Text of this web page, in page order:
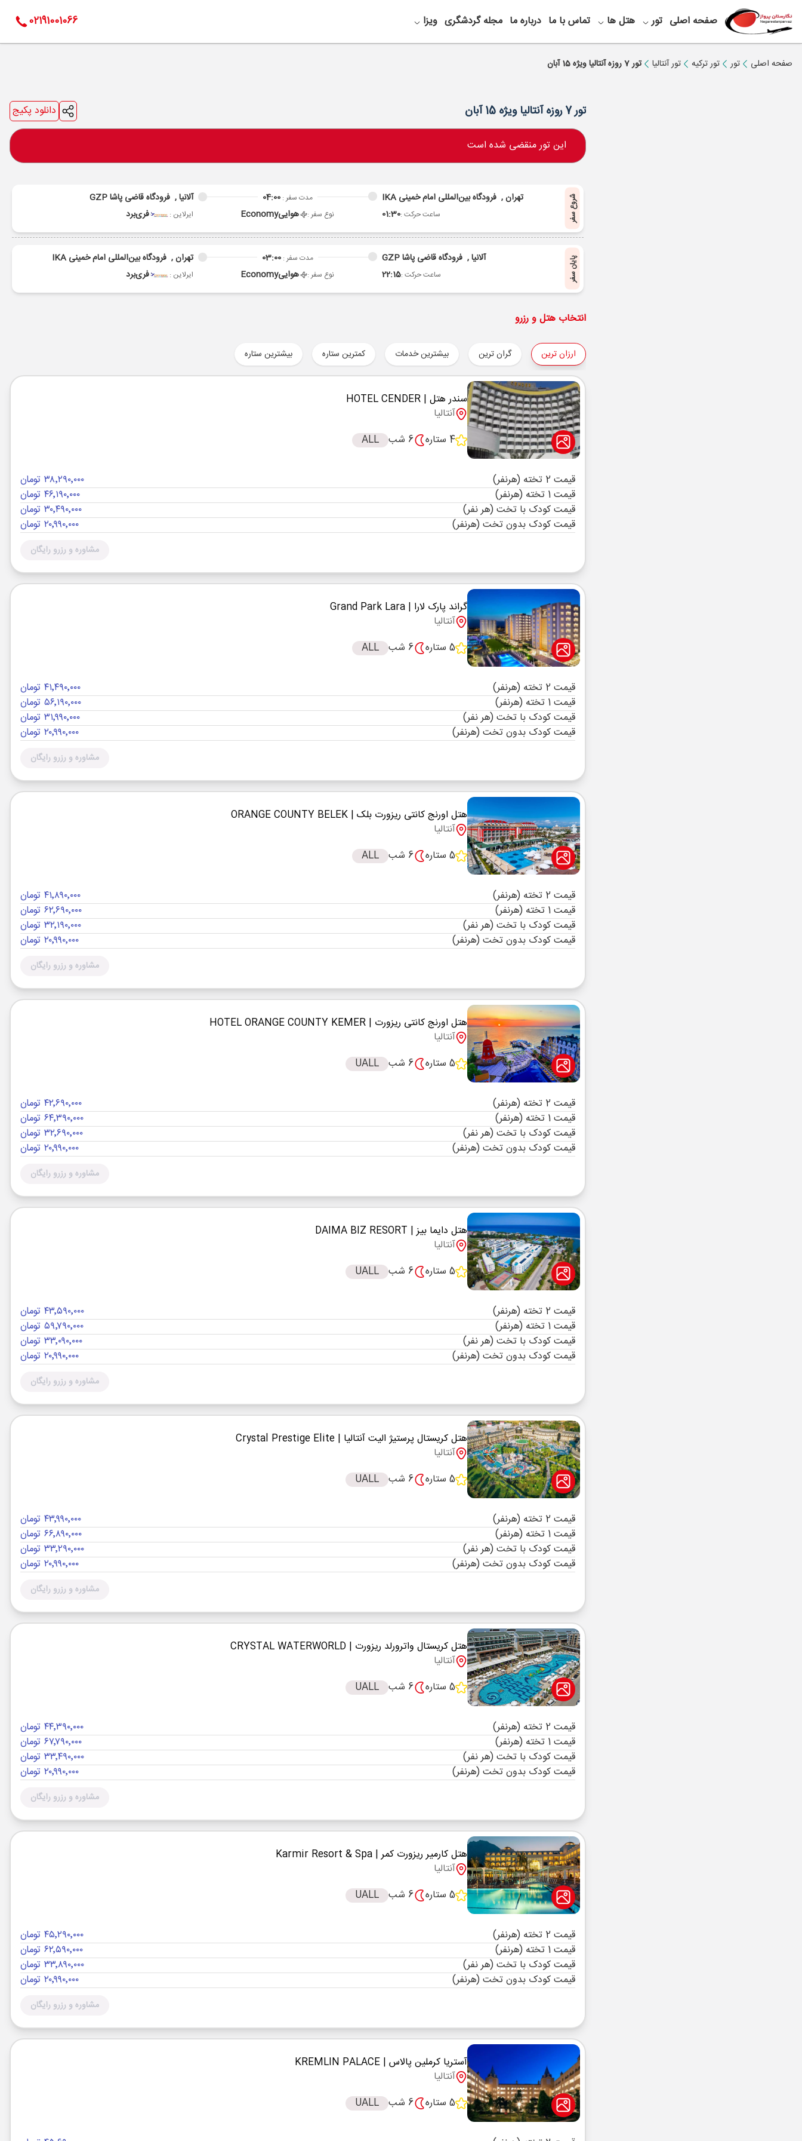
صفحه اصلی تور هتل ها تماس با ما درباره ما مجله گردشگری ویزا 02191001066
صفحه اصلی تور تور ترکیه تور آنتالیا تور 7 روزه آنتالیا ویژه 15 آبان
تور 7 روزه آنتالیا ویژه 15 آبان دانلود پکیج
این تور منقضی شده است
شروع سفر تهران , فرودگاه بین‌المللی امام خمینی IKA
ساعت حرکت :01:30
مدت سفر :04:00
نوع سفر : هواییEconomy
آلانیا , فرودگاه قاضی پاشا GZP
ایرلاین : فری‌برد
پایان سفر آلانیا , فرودگاه قاضی پاشا GZP
ساعت حرکت :22:15
مدت سفر :03:00
نوع سفر : هواییEconomy
تهران , فرودگاه بین‌المللی امام خمینی IKA
ایرلاین : فری‌برد
انتخاب هتل و رزرو
ارزان ترین گران ترین بیشترین خدمات کمترین ستاره بیشترین ستاره
سندر هتل | HOTEL CENDER
آنتالیا
4 ستاره
6 شب ALL
قیمت 2 تخته (هرنفر)
۳۸٬۲۹۰٬۰۰۰ تومان
قیمت 1 تخته (هرنفر)
۴۶٬۱۹۰٬۰۰۰ تومان
قیمت کودک با تخت (هر نفر)
۳۰٬۴۹۰٬۰۰۰ تومان
قیمت کودک بدون تخت (هرنفر)
۲۰٬۹۹۰٬۰۰۰ تومان
مشاوره و رزرو رایگان
گراند پارک لارا | Grand Park Lara
آنتالیا
5 ستاره
6 شب ALL
قیمت 2 تخته (هرنفر)
۴۱٬۴۹۰٬۰۰۰ تومان
قیمت 1 تخته (هرنفر)
۵۶٬۱۹۰٬۰۰۰ تومان
قیمت کودک با تخت (هر نفر)
۳۱٬۹۹۰٬۰۰۰ تومان
قیمت کودک بدون تخت (هرنفر)
۲۰٬۹۹۰٬۰۰۰ تومان
مشاوره و رزرو رایگان
هتل اورنج کانتی ریزورت بلک | ORANGE COUNTY BELEK
آنتالیا
5 ستاره
6 شب ALL
قیمت 2 تخته (هرنفر)
۴۱٬۸۹۰٬۰۰۰ تومان
قیمت 1 تخته (هرنفر)
۶۲٬۶۹۰٬۰۰۰ تومان
قیمت کودک با تخت (هر نفر)
۳۲٬۱۹۰٬۰۰۰ تومان
قیمت کودک بدون تخت (هرنفر)
۲۰٬۹۹۰٬۰۰۰ تومان
مشاوره و رزرو رایگان
هتل اورنج کانتی ریزورت | HOTEL ORANGE COUNTY KEMER
آنتالیا
5 ستاره
6 شب UALL
قیمت 2 تخته (هرنفر)
۴۲٬۶۹۰٬۰۰۰ تومان
قیمت 1 تخته (هرنفر)
۶۴٬۳۹۰٬۰۰۰ تومان
قیمت کودک با تخت (هر نفر)
۳۲٬۶۹۰٬۰۰۰ تومان
قیمت کودک بدون تخت (هرنفر)
۲۰٬۹۹۰٬۰۰۰ تومان
مشاوره و رزرو رایگان
هتل دایما بیز| DAIMA BIZ RESORT
آنتالیا
5 ستاره
6 شب UALL
قیمت 2 تخته (هرنفر)
۴۳٬۵۹۰٬۰۰۰ تومان
قیمت 1 تخته (هرنفر)
۵۹٬۷۹۰٬۰۰۰ تومان
قیمت کودک با تخت (هر نفر)
۳۳٬۰۹۰٬۰۰۰ تومان
قیمت کودک بدون تخت (هرنفر)
۲۰٬۹۹۰٬۰۰۰ تومان
مشاوره و رزرو رایگان
هتل کریستال پرستیژ الیت آنتالیا | Crystal Prestige Elite
آنتالیا
5 ستاره
6 شب UALL
قیمت 2 تخته (هرنفر)
۴۳٬۹۹۰٬۰۰۰ تومان
قیمت 1 تخته (هرنفر)
۶۶٬۸۹۰٬۰۰۰ تومان
قیمت کودک با تخت (هر نفر)
۳۳٬۲۹۰٬۰۰۰ تومان
قیمت کودک بدون تخت (هرنفر)
۲۰٬۹۹۰٬۰۰۰ تومان
مشاوره و رزرو رایگان
هتل کریستال واترورلد ریزورت | CRYSTAL WATERWORLD
آنتالیا
5 ستاره
6 شب UALL
قیمت 2 تخته (هرنفر)
۴۴٬۳۹۰٬۰۰۰ تومان
قیمت 1 تخته (هرنفر)
۶۷٬۷۹۰٬۰۰۰ تومان
قیمت کودک با تخت (هر نفر)
۳۳٬۴۹۰٬۰۰۰ تومان
قیمت کودک بدون تخت (هرنفر)
۲۰٬۹۹۰٬۰۰۰ تومان
مشاوره و رزرو رایگان
هتل کارمیر ریزورت کمر| Karmir Resort & Spa
آنتالیا
5 ستاره
6 شب UALL
قیمت 2 تخته (هرنفر)
۴۵٬۲۹۰٬۰۰۰ تومان
قیمت 1 تخته (هرنفر)
۶۲٬۵۹۰٬۰۰۰ تومان
قیمت کودک با تخت (هر نفر)
۳۳٬۸۹۰٬۰۰۰ تومان
قیمت کودک بدون تخت (هرنفر)
۲۰٬۹۹۰٬۰۰۰ تومان
مشاوره و رزرو رایگان
آستریا کرملین پالاس | KREMLIN PALACE
آنتالیا
5 ستاره
6 شب UALL